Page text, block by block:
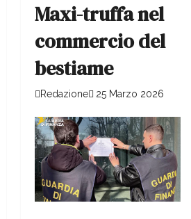
Maxi-truffa nel
commercio del
bestiame
Redazione 25 Marzo 2026